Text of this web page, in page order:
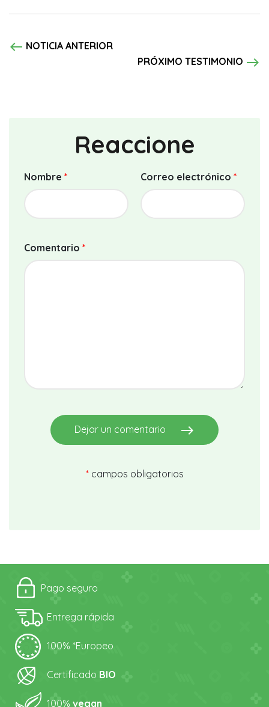
west NOTICIA ANTERIOR
PRÓXIMO TESTIMONIO east
Reaccione
Nombre * Correo electrónico *
Comentario *
Dejar un comentario east
* campos obligatorios
Pago seguro
Entrega rápida
100% *Europeo
Certificado BIO
100% vegan